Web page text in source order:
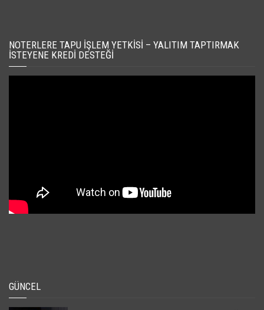
NOTERLERE TAPU İŞLEM YETKISI – YALITIM TAPTIRMAK
İSTEYENE KREDI DESTEĞI
GÜNCEL